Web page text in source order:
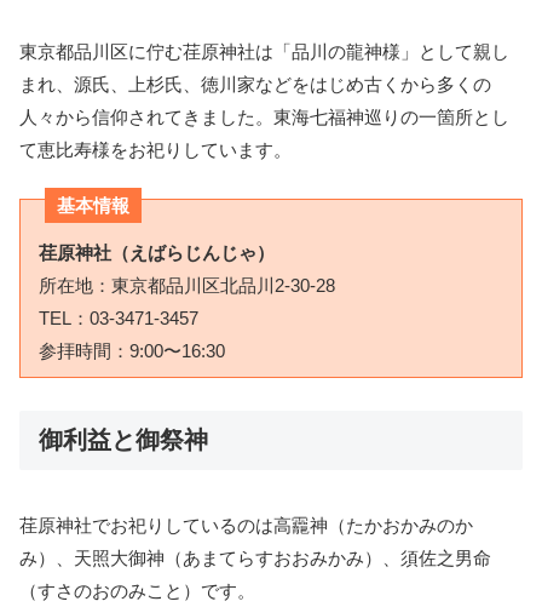
東京都品川区に佇む荏原神社は「品川の龍神様」として親し
まれ、源氏、上杉氏、徳川家などをはじめ古くから多くの
人々から信仰されてきました。東海七福神巡りの一箇所とし
て恵比寿様をお祀りしています。
基本情報
荏原神社（えばらじんじゃ）
所在地：東京都品川区北品川2-30-28
TEL：03-3471-3457
参拝時間：9:00〜16:30
御利益と御祭神
荏原神社でお祀りしているのは高龗神（たかおかみのか
み）、天照大御神（あまてらすおおみかみ）、須佐之男命
（すさのおのみこと）です。